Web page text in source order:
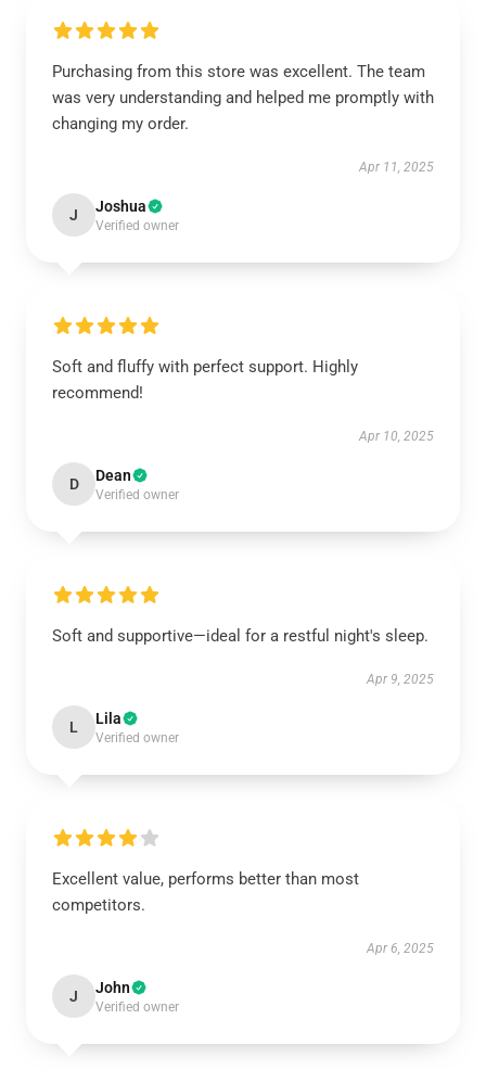
Purchasing from this store was excellent. The team
was very understanding and helped me promptly with
changing my order.
Apr 11, 2025
J Joshua
Verified owner
Soft and fluffy with perfect support. Highly
recommend!
Apr 10, 2025
D Dean
Verified owner
Soft and supportive—ideal for a restful night's sleep.
Apr 9, 2025
L Lila
Verified owner
Excellent value, performs better than most
competitors.
Apr 6, 2025
J John
Verified owner